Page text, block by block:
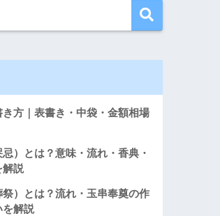
方｜表書き・中袋・金額相場
）とは？意味・流れ・香典・
解説
）とは？流れ・玉串奉奠の作
を解説